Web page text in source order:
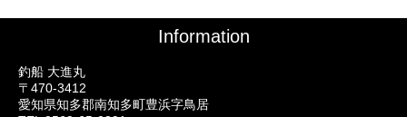
Information
釣船 大進丸
〒470-3412
愛知県知多郡南知多町豊浜字鳥居